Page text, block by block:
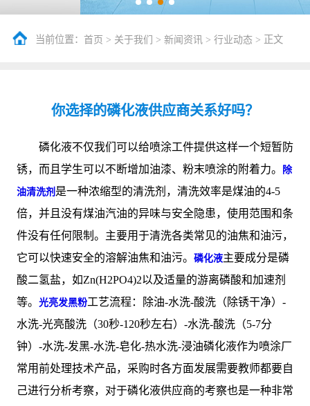
当前位置： 首页 > 关于我们 > 新闻资讯 > 行业动态> 正文
你选择的磷化液供应商关系好吗？
磷化液不仅我们可以给喷涂工件提供这样一个短暂防
锈，而且学生可以不断增加油漆、粉末喷涂的附着力。
除
油清洗剂 是一种浓缩型的清洗剂，清洗效率是煤油的4-5
倍，并且没有煤油汽油的异味与安全隐患，使用范围和条
件没有任何限制。主要用于清洗各类常见的油焦和油污，
它可以快速安全的溶解油焦和油污。 磷化液主要成分是磷
酸二氢盐，如Zn(H2PO4)2以及适量的游离磷酸和加速剂
等。 光亮发黑粉工艺流程：除油-水洗-酸洗（除锈干净）-
水洗-光亮酸洗（30秒-120秒左右）-水洗-酸洗（5-7分
钟）-水洗-发黑-水洗-皂化-热水洗-浸油磷化液作为喷涂厂
常用前处理技术产品，采购时各方面发展需要教师都要自
己进行分析考察，对于磷化液供应商的考察也是一种非常